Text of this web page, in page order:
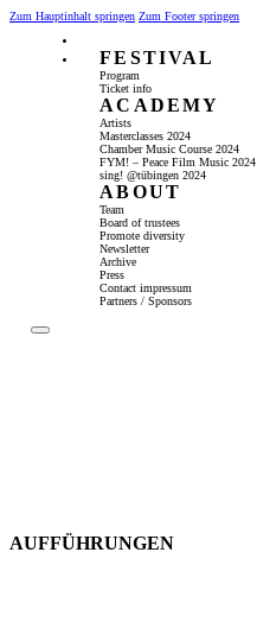
Zum Hauptinhalt springen Zum Footer springen
FESTIVAL
Program
Ticket info
ACADEMY
Artists
Masterclasses 2024
Chamber Music Course 2024
FYM! – Peace Film Music 2024
sing! @tübingen 2024
ABOUT
Team
Board of trustees
Promote diversity
Newsletter
Archive
Press
Contact impressum
Partners / Sponsors
AUFFÜHRUNGEN